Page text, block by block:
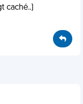
caché..)